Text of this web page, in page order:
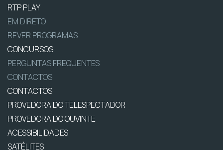
RTP PLAY
EM DIRETO
REVER PROGRAMAS
CONCURSOS
PERGUNTAS FREQUENTES
CONTACTOS
CONTACTOS
PROVEDORA DO TELESPECTADOR
PROVEDORA DO OUVINTE
ACESSIBILIDADES
SATÉLITES